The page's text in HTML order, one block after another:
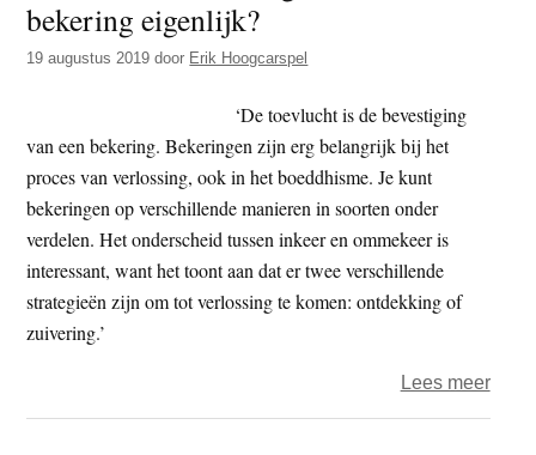
t
e
e
s
e
bekering eigenlijk?
19 augustus 2019 door Erik Hoogcarspel
‘De toevlucht is de bevestiging
van een bekering. Bekeringen zijn erg belangrijk bij het
proces van verlossing, ook in het boeddhisme. Je kunt
bekeringen op verschillende manieren in soorten onder
verdelen. Het onderscheid tussen inkeer en ommekeer is
interessant, want het toont aan dat er twee verschillende
strategieën zijn om tot verlossing te komen: ontdekking of
zuivering.’
Lees meerover